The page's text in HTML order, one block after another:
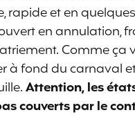
rapide et en
en annulation,
Comme ça
à fond du carnaval
Attention, les
couverts par le